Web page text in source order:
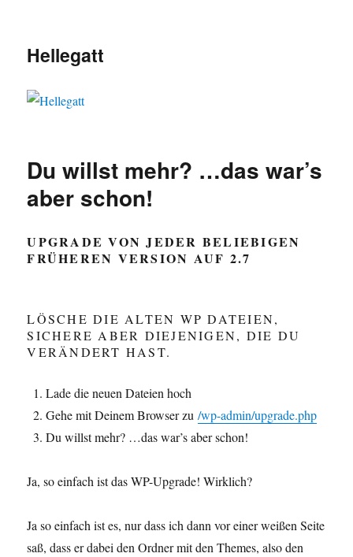
Hellegatt
Du willst mehr? …das war’s
aber schon!
UPGRADE VON JEDER BELIEBIGEN
FRÜHEREN VERSION AUF 2.7
LÖSCHE DIE ALTEN WP DATEIEN,
SICHERE ABER DIEJENIGEN, DIE DU
VERÄNDERT HAST.
Lade die neuen Dateien hoch
Gehe mit Deinem Browser zu/wp-admin/upgrade.php
Du willst mehr? …das war’s aber schon!
Ja, so einfach ist das WP-Upgrade! Wirklich?
Ja so einfach ist es, nur dass ich dann vor einer weißen Seite
saß, dass er dabei den Ordner mit den Themes, also den